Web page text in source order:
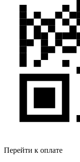
Перейти к оплате